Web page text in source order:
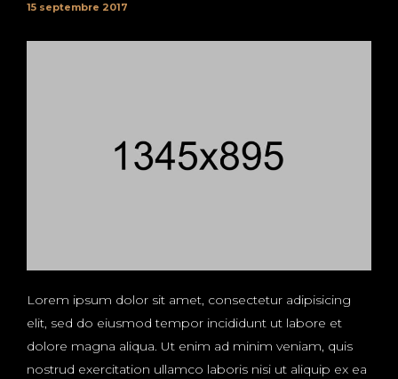
15 septembre 2017
Lorem ipsum dolor sit amet, consectetur adipisicing
elit, sed do eiusmod tempor incididunt ut labore et
dolore magna aliqua. Ut enim ad minim veniam, quis
nostrud exercitation ullamco laboris nisi ut aliquip ex ea